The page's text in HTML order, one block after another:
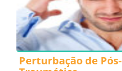
Perturbação de